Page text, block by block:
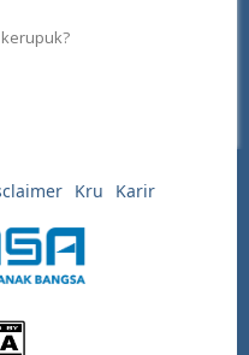
Kru Karir